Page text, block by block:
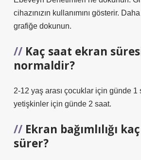
cihazınızın kullanımını gösterir.
grafiğe dokunun.
Kaç saat ekran
normaldir?
2-12 yaş arası çocuklar için günde 1
yetişkinler için günde 2 saat.
Ekran bağımlılığı
sürer?